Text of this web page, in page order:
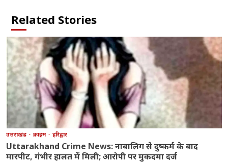
Related Stories
उत्तराखंड क्राइम हरिद्वार
Uttarakhand Crime News: नाबालिग से दुष्कर्म के बाद
मारपीट, गंभीर हालत में मिली; आरोपी पर मुकदमा दर्ज